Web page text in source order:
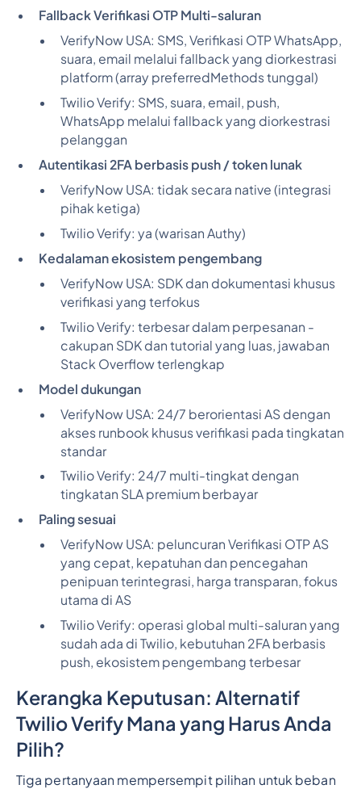
Fallback Verifikasi OTP Multi-saluran
VerifyNow USA: SMS, Verifikasi OTP WhatsApp,
suara, email melalui fallback yang diorkestrasi
platform (array preferredMethods tunggal)
Twilio Verify: SMS, suara, email, push,
WhatsApp melalui fallback yang diorkestrasi
pelanggan
Autentikasi 2FA berbasis push / token lunak
VerifyNow USA: tidak secara native (integrasi
pihak ketiga)
Twilio Verify: ya (warisan Authy)
Kedalaman ekosistem pengembang
VerifyNow USA: SDK dan dokumentasi khusus
verifikasi yang terfokus
Twilio Verify: terbesar dalam perpesanan -
cakupan SDK dan tutorial yang luas, jawaban
Stack Overflow terlengkap
Model dukungan
VerifyNow USA: 24/7 berorientasi AS dengan
akses runbook khusus verifikasi pada tingkatan
standar
Twilio Verify: 24/7 multi-tingkat dengan
tingkatan SLA premium berbayar
Paling sesuai
VerifyNow USA: peluncuran Verifikasi OTP AS
yang cepat, kepatuhan dan pencegahan
penipuan terintegrasi, harga transparan, fokus
utama di AS
Twilio Verify: operasi global multi-saluran yang
sudah ada di Twilio, kebutuhan 2FA berbasis
push, ekosistem pengembang terbesar
Kerangka Keputusan: Alternatif
Twilio Verify Mana yang Harus Anda
Pilih?
Tiga pertanyaan mempersempit pilihan untuk beban